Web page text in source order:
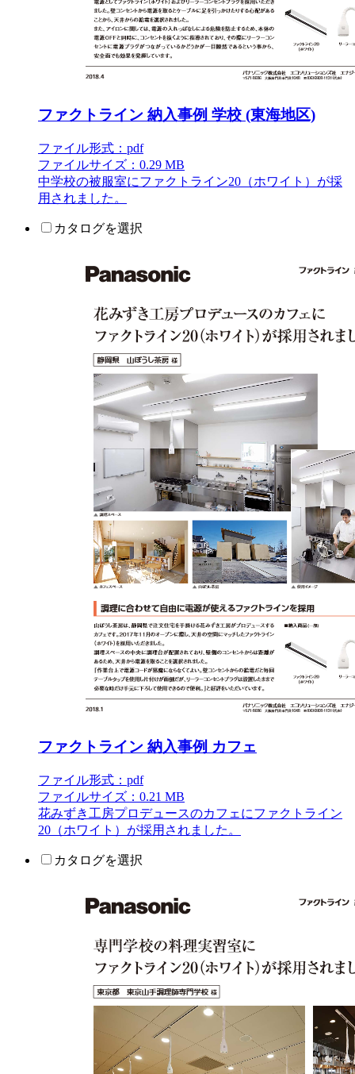
ファクトライン 納入事例 学校 (東海地区)
ファイル形式：pdf
ファイルサイズ：0.29 MB
中学校の被服室にファクトライン20（ホワイト）が採
用されました。
カタログを選択
ファクトライン 納入事例 カフェ
ファイル形式：pdf
ファイルサイズ：0.21 MB
花みずき工房プロデュースのカフェにファクトライン
20（ホワイト）が採用されました。
カタログを選択